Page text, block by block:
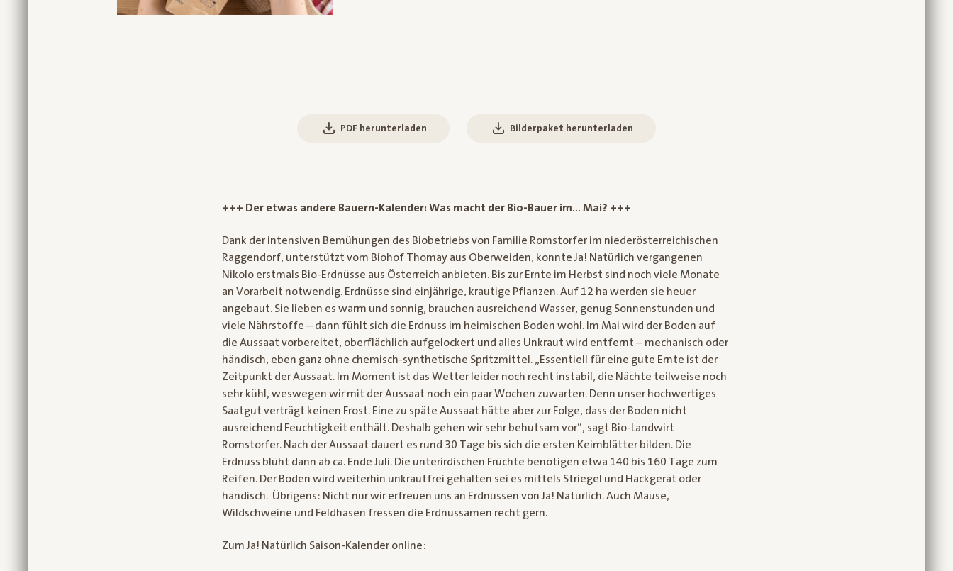
PDF herunterladen Bilderpaket herunterladen
+++ Der etwas andere Bauern-Kalender: Was macht der Bio-Bauer im… Mai? +++
Dank der intensiven Bemühungen des Biobetriebs von Familie Romstorfer im niederösterreichischen
Raggendorf, unterstützt vom Biohof Thomay aus Oberweiden, konnte Ja! Natürlich vergangenen
Nikolo erstmals Bio-Erdnüsse aus Österreich anbieten. Bis zur Ernte im Herbst sind noch viele Monate
an Vorarbeit notwendig. Erdnüsse sind einjährige, krautige Pflanzen. Auf 12 ha werden sie heuer
angebaut. Sie lieben es warm und sonnig, brauchen ausreichend Wasser, genug Sonnenstunden und
viele Nährstoffe – dann fühlt sich die Erdnuss im heimischen Boden wohl. Im Mai wird der Boden auf
die Aussaat vorbereitet, oberflächlich aufgelockert und alles Unkraut wird entfernt – mechanisch oder
händisch, eben ganz ohne chemisch-synthetische Spritzmittel. „Essentiell für eine gute Ernte ist der
Zeitpunkt der Aussaat. Im Moment ist das Wetter leider noch recht instabil, die Nächte teilweise noch
sehr kühl, weswegen wir mit der Aussaat noch ein paar Wochen zuwarten. Denn unser hochwertiges
Saatgut verträgt keinen Frost. Eine zu späte Aussaat hätte aber zur Folge, dass der Boden nicht
ausreichend Feuchtigkeit enthält. Deshalb gehen wir sehr behutsam vor“, sagt Bio-Landwirt
Romstorfer. Nach der Aussaat dauert es rund 30 Tage bis sich die ersten Keimblätter bilden. Die
Erdnuss blüht dann ab ca. Ende Juli. Die unterirdischen Früchte benötigen etwa 140 bis 160 Tage zum
Reifen. Der Boden wird weiterhin unkrautfrei gehalten sei es mittels Striegel und Hackgerät oder
händisch. Übrigens: Nicht nur wir erfreuen uns an Erdnüssen von Ja! Natürlich. Auch Mäuse,
Wildschweine und Feldhasen fressen die Erdnussamen recht gern.
Zum Ja! Natürlich Saison-Kalender online: